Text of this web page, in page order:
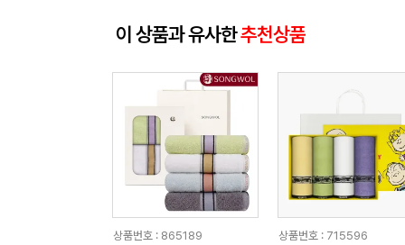
이 상품과 유사한추천상품
상품번호 : 865189
상품번호 : 715596